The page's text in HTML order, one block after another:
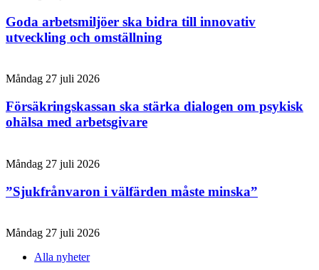
Goda arbetsmiljöer ska bidra till innovativ
utveckling och omställning
Måndag 27 juli 2026
Försäkringskassan ska stärka dialogen om psykisk
ohälsa med arbetsgivare
Måndag 27 juli 2026
”Sjukfrånvaron i välfärden måste minska”
Måndag 27 juli 2026
Alla nyheter